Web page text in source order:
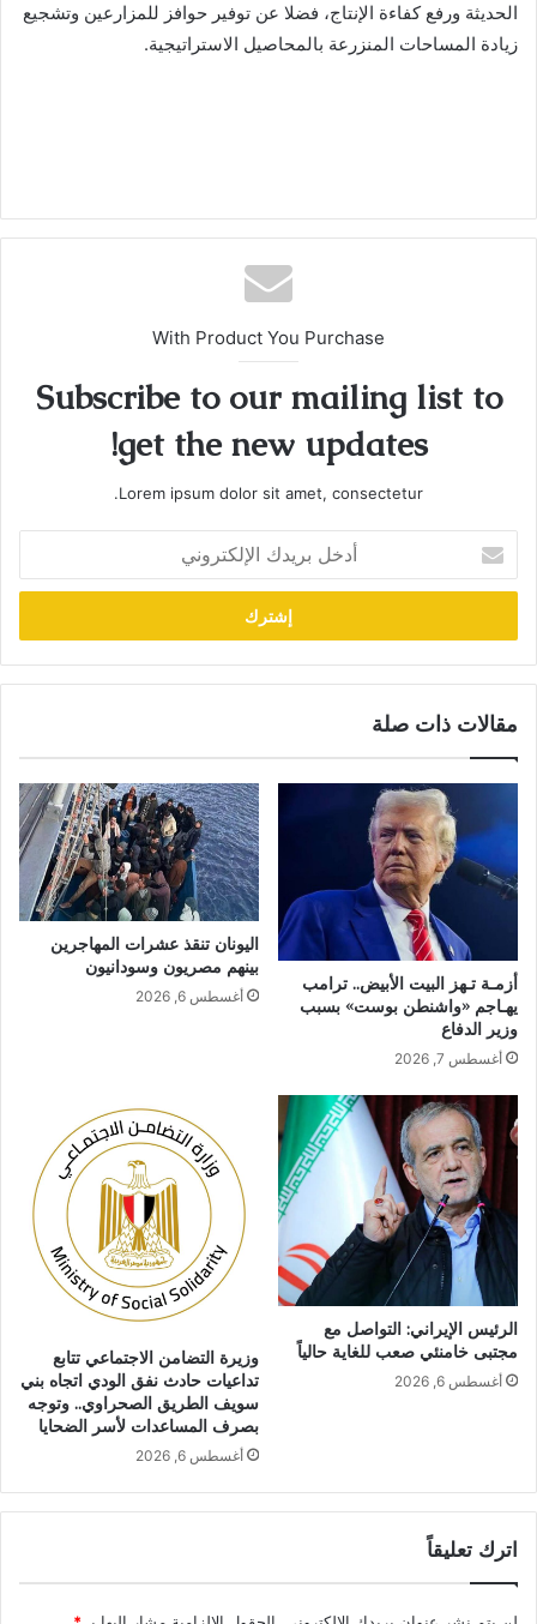
الحديثة ورفع كفاءة الإنتاج، فضلا عن توفير حوافز للمزارعين وتشجيع
زيادة المساحات المنزرعة بالمحاصيل الاستراتيجية.
With Product You Purchase
Subscribe to our mailing list to
get the new updates!
Lorem ipsum dolor sit amet, consectetur.
بريدك
الإلكتروني
مقالات ذات صلة
أزمـة تـهز البيت الأبيض.. ترامب
يهـاجم «واشنطن بوست» بسبب
وزير الدفاع
أغسطس 7, 2026
اليونان تنقذ عشرات المهاجرين
بينهم مصريون وسودانيون
أغسطس 6, 2026
الرئيس الإيراني: التواصل مع
مجتبى خامنئي صعب للغاية حالياً
أغسطس 6, 2026
وزيرة التضامن الاجتماعي تتابع
تداعيات حادث نفق الودي اتجاه بني
سويف الطريق الصحراوي.. وتوجه
بصرف المساعدات لأسر الضحايا
أغسطس 6, 2026
اترك تعليقاً